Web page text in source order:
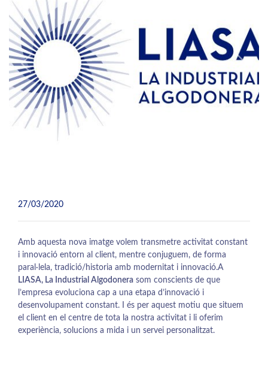
Previous Next
27/03/2020
Amb aquesta nova imatge volem transmetre activitat constant
i innovació entorn al client, mentre conjuguem, de forma
paral·lela, tradició/historia amb modernitat i innovació.A
LIASA, La Industrial Algodonera som conscients de que
l’empresa evoluciona cap a una etapa d’innovació i
desenvolupament constant. I és per aquest motiu que situem
el client en el centre de tota la nostra activitat i li oferim
experiència, solucions a mida i un servei personalitzat.